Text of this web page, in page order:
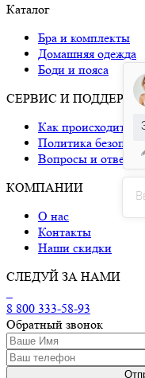
Каталог
Бра и комплекты
Домашняя одежда
Боди и пояса
СЕРВИС И
Как происходит
Политика
Вопросы и ответы
КОМПАНИИ
О нас
Контакты
Наши скидки
СЛЕДУЙ ЗА НАМИ
8 800 333-58-93
Обратный звонок